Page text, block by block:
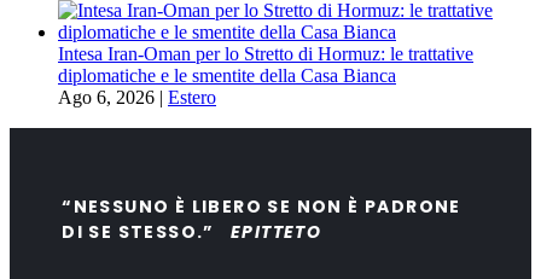
Intesa Iran-Oman per lo Stretto di Hormuz: le trattative
diplomatiche e le smentite della Casa Bianca
Ago 6, 2026 | Estero
“NESSUNO È LIBERO SE NON È PADRONE
DI SE STESSO.”EPITTETO